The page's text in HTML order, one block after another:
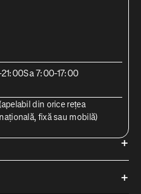
Sa 7:00-17:00
(apelabil din orice rețea
națională, fixă sau mobilă)